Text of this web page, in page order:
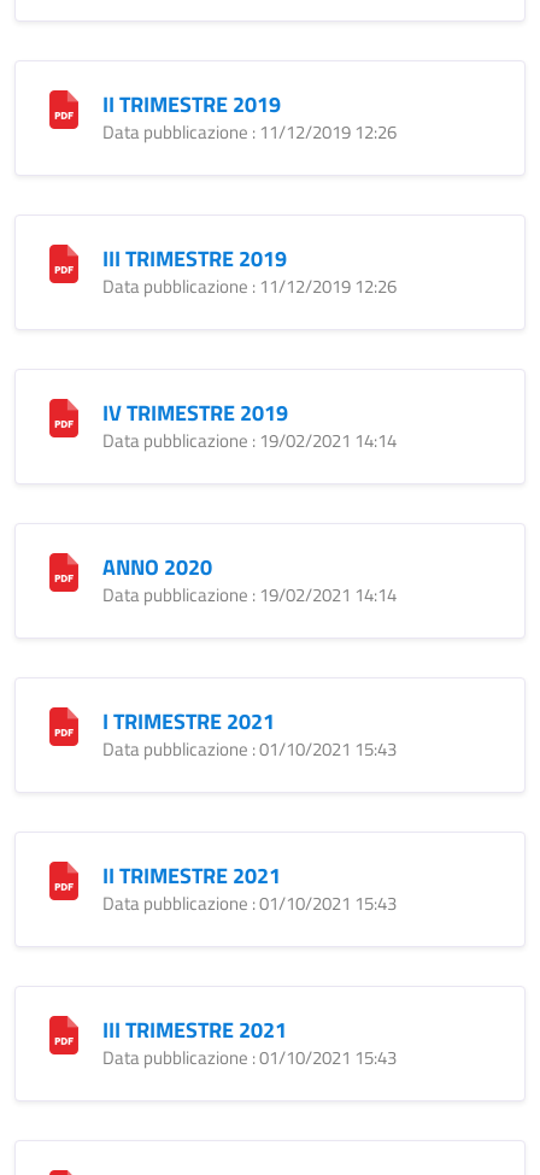
II TRIMESTRE 2019
Data pubblicazione : 11/12/2019 12:26
III TRIMESTRE 2019
Data pubblicazione : 11/12/2019 12:26
IV TRIMESTRE 2019
Data pubblicazione : 19/02/2021 14:14
ANNO 2020
Data pubblicazione : 19/02/2021 14:14
I TRIMESTRE 2021
Data pubblicazione : 01/10/2021 15:43
II TRIMESTRE 2021
Data pubblicazione : 01/10/2021 15:43
III TRIMESTRE 2021
Data pubblicazione : 01/10/2021 15:43